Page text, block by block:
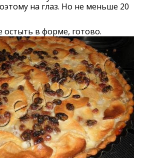
на глаз. Но не меньше 20
остыть в форме, готово.